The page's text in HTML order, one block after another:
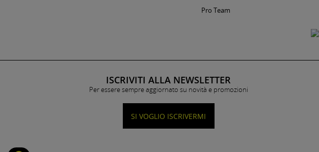
Pro Team
ISCRIVITI ALLA NEWSLETTER
Per essere sempre aggiornato su novità e promozioni
SI VOGLIO ISCRIVERMI